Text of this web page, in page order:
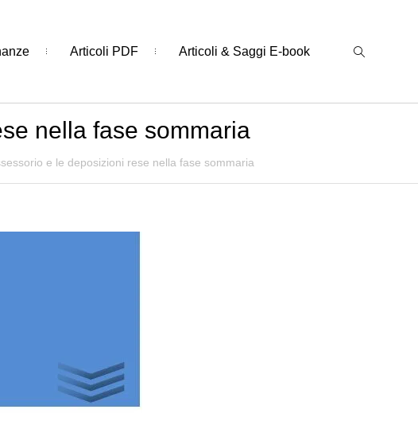
Articoli PDF Articoli & Saggi E-book
nella fase sommaria
e le deposizioni rese nella fase sommaria